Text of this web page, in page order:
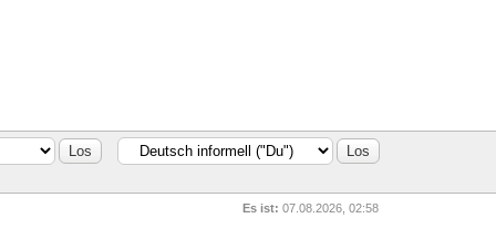
Es ist: 07.08.2026, 02:58